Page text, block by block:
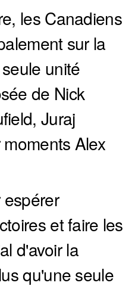
les Canadiens
sur la
unité
de Nick
Juraj
Alex
et faire les
d'avoir la
qu'une seule